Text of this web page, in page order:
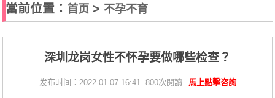
當前位置： 首页 > 不孕不育
深圳龙岗女性不怀孕要做哪些检查？
发布时间：2022-01-07 16:41 800次閱讀 馬上點擊咨詢